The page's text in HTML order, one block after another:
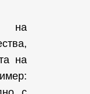
на
на